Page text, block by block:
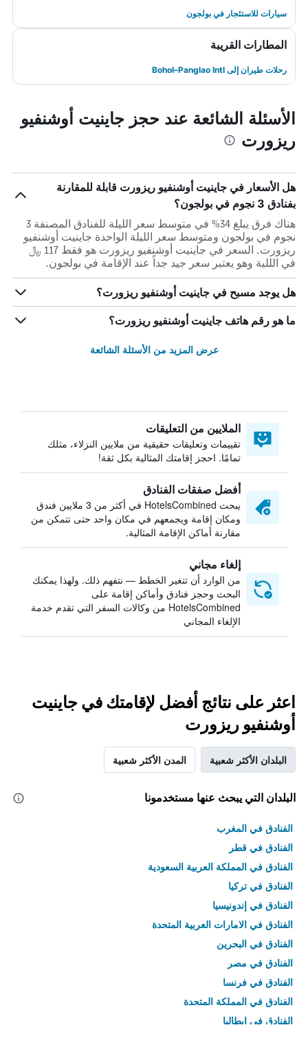
سيارات للاستئجار في بولجون
المطارات القريبة
رحلات طيران إلى Bohol–Panglao Intl
الأسئلة الشائعة عند حجز جاينيت أوشنفيو
ريزورت
هل الأسعار في جاينيت أوشنفيو ريزورت قابلة للمقارنة
بفنادق 3 نجوم في بولجون؟
هناك فرق يبلغ 34% في متوسط ​​سعر الليلة للفنادق المصنفة 3
نجوم في بولجون ومتوسط ​​سعر الليلة الواحدة جاينيت أوشنفيو
ريزورت. السعر في جاينيت أوشنفيو ريزورت هو فقط 117 ﷼
في الللية وهو يعتبر سعر جيد جداً عند الإقامة في بولجون.
هل يوجد مسبح في جاينيت أوشنفيو ريزورت؟
ما هو رقم هاتف جاينيت أوشنفيو ريزورت؟
عرض المزيد من الأسئلة الشائعة
الملايين من التعليقات
تقييمات وتعليقات حقيقية من ملايين النزلاء، مثلك
تمامًا. احجز إقامتك المثالية بكل ثقة!
أفضل صفقات الفنادق
يبحث HotelsCombined في أكثر من 3 ملايين فندق
ومكان إقامة ويجمعهم في مكان واحد حتى تتمكن من
مقارنة أماكن الإقامة المثالية.
إلغاء مجاني
من الوارد أن تتغير الخطط — نتفهم ذلك. ولهذا يمكنك
البحث وحجز فنادق وأماكن إقامة على
HotelsCombined من وكالات السفر التي تقدم خدمة
الإلغاء المجاني
اعثر على نتائج أفضل لإقامتك في جاينيت
أوشنفيو ريزورت
البلدان الأكثر شعبية المدن الأكثر شعبية
البلدان التي يبحث عنها مستخدمونا
الفنادق في المغرب
الفنادق في قطر
الفنادق في المملكة العربية السعودية
الفنادق في تركيا
الفنادق في إندونيسيا
الفنادق في الامارات العربية المتحدة
الفنادق في البحرين
الفنادق في مصر
الفنادق في فرنسا
الفنادق في المملكة المتحدة
الفنادق في إيطاليا